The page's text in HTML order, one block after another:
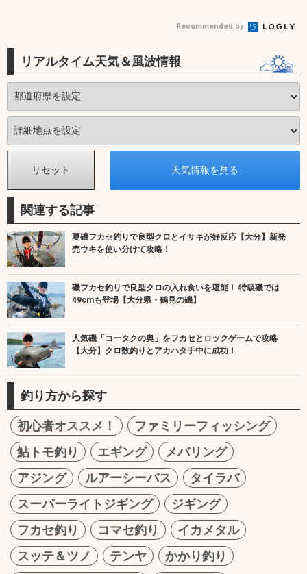
Recommended by
リアルタイム天気＆風波情報
関連する記事
夏磯フカセ釣りで良型クロとイサキが好反応【大分】新発
売ウキを使い分けて攻略！
磯フカセ釣りで良型クロの入れ食いを堪能！ 特級磯では
49cmも登場【大分県・鶴見の磯】
人気磯「コータクの奥」をフカセとロックゲームで攻略
【大分】クロ数釣りとアカハタ手中に成功！
釣り方から探す
初心者オススメ！
ファミリーフィッシング
鮎トモ釣り
エギング
メバリング
アジング
ルアーシーバス
タイラバ
スーパーライトジギング
ジギング
フカセ釣り
コマセ釣り
イカメタル
スッテ＆ツノ
テンヤ
かかり釣り